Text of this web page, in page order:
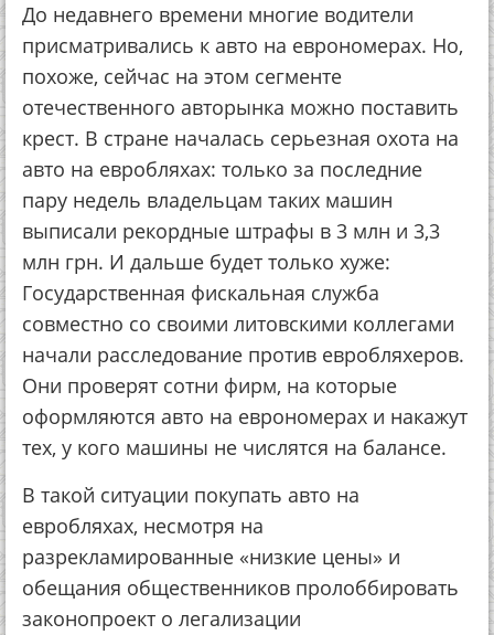
До недавнего времени многие водители
присматривались к авто на еврономерах. Но,
похоже, сейчас на этом сегменте
отечественного авторынка можно поставить
крест. В стране началась серьезная охота на
авто на евробляхах: только за последние
пару недель владельцам таких машин
выписали рекордные штрафы в 3 млн и 3,3
млн грн. И дальше будет только хуже:
Государственная фискальная служба
совместно со своими литовскими коллегами
начали расследование против евробляхеров.
Они проверят сотни фирм, на которые
оформляются авто на еврономерах и накажут
тех, у кого машины не числятся на балансе.
В такой ситуации покупать авто на
евробляхах, несмотря на
разрекламированные «низкие цены» и
обещания общественников пролоббировать
законопроект о легализации